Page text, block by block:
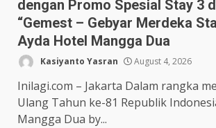
dengan Promo Spesial Stay 3
“Gemest – Gebyar Merdeka
Ayda Hotel Mangga Dua
Kasiyanto Yasran August 4, 2026
Inilagi.com – Jakarta Dalam rangka
Ulang Tahun ke-81 Republik
Mangga Dua by...